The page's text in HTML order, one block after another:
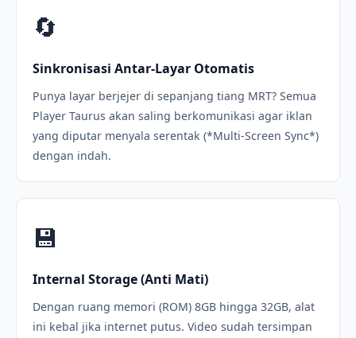
🔄
Sinkronisasi Antar-Layar Otomatis
Punya layar berjejer di sepanjang tiang MRT? Semua
Player Taurus akan saling berkomunikasi agar iklan
yang diputar menyala serentak (*Multi-Screen Sync*)
dengan indah.
💾
Internal Storage (Anti Mati)
Dengan ruang memori (ROM) 8GB hingga 32GB, alat
ini kebal jika internet putus. Video sudah tersimpan